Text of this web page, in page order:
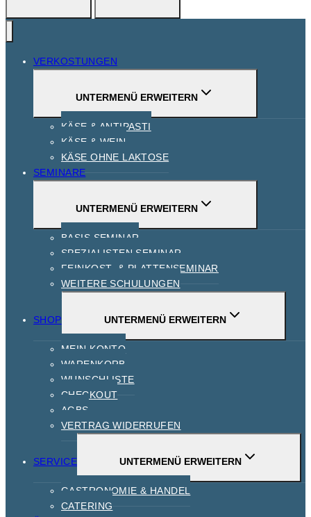
VERKOSTUNGEN
UNTERMENÜ ERWEITERN
KÄSE & ANTIPASTI
KÄSE & WEIN
KÄSE OHNE LAKTOSE
SEMINARE
UNTERMENÜ ERWEITERN
BASIS SEMINAR
SPEZIALISTEN SEMINAR
FEINKOST- & PLATTENSEMINAR
WEITERE SCHULUNGEN
SHOP UNTERMENÜ ERWEITERN
MEIN KONTO
WARENKORB
WUNSCHLISTE
CHECKOUT
AGBS
VERTRAG WIDERRUFEN
SERVICE UNTERMENÜ ERWEITERN
GASTRONOMIE & HANDEL
CATERING